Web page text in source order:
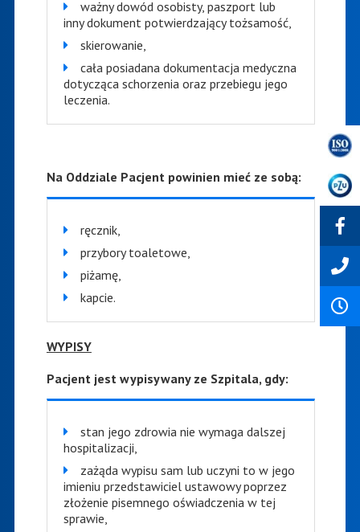
ważny dowód osobisty, paszport lub
inny dokument potwierdzający tożsamość,
skierowanie,
cała posiadana dokumentacja medyczna
dotycząca schorzenia oraz przebiegu jego
leczenia.
Na Oddziale Pacjent powinien mieć ze sobą:
ręcznik,
przybory toaletowe,
piżamę,
kapcie.
WYPISY
Pacjent jest wypisywany ze Szpitala, gdy:
stan jego zdrowia nie wymaga dalszej
hospitalizacji,
zażąda wypisu sam lub uczyni to w jego
imieniu przedstawiciel ustawowy poprzez
złożenie pisemnego oświadczenia w tej
sprawie,